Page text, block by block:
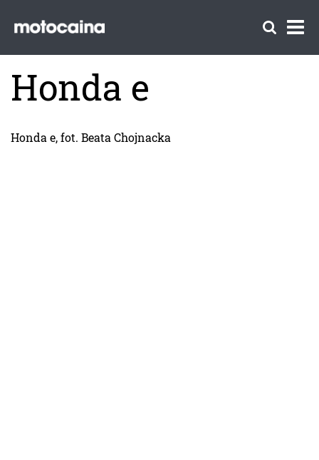
Honda e
Honda e, fot. Beata Chojnacka